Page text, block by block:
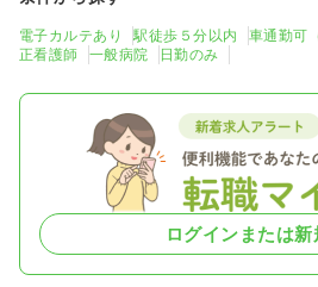
担当業務未経験可
第二新卒可
気になる
電子カルテあり 駅徒歩５分以内 車通勤可
正看護師
一般病院 日勤のみ
ログインまたは